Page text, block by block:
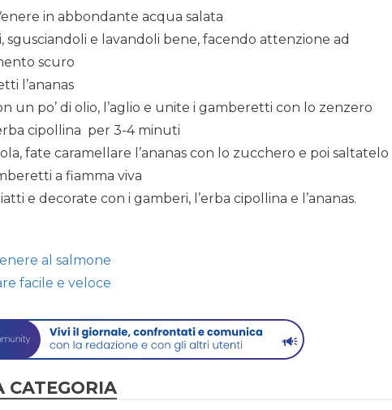
in abbondante acqua salata
sgusciandoli e lavandoli bene, facendo attenzione ad
scuro
l’ananas
un po’ di olio, l’aglio e unite i gamberetti con lo zenzero
cipollina per 3-4 minuti
fate caramellare l’ananas con lo zucchero e poi saltatelo
a fiamma viva
e decorate con i gamberi, l’erba cipollina e l’ananas.
al salmone
facile e veloce
CATEGORIA